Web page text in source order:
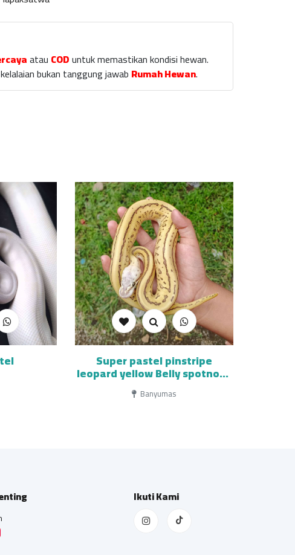
atau CODuntuk memastikan kondisi hewan.
bukan tanggung jawab Rumah Hewan.
Super pastel pinstripe
leopard yellow Belly spotnose
het clown
Banyumas
Ikuti Kami